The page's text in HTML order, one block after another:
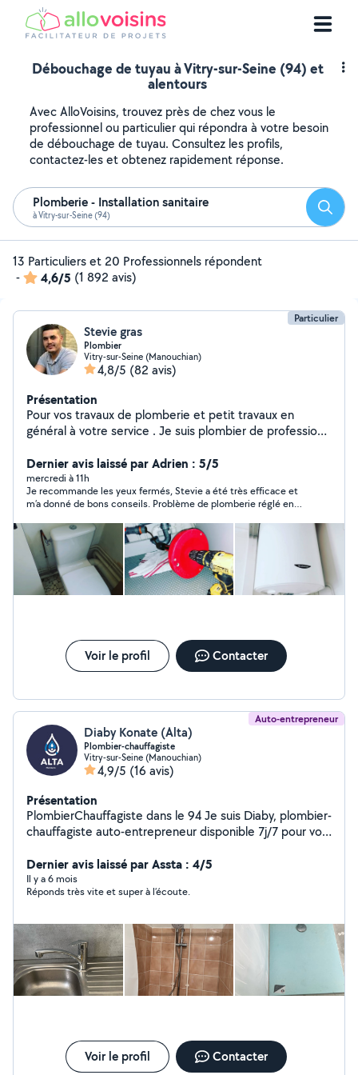
Débouchage de tuyau à Vitry-sur-Seine (94) et
alentours
Avec AlloVoisins, trouvez près de chez vous le
professionnel ou particulier qui répondra à votre besoin
de débouchage de tuyau. Consultez les profils,
contactez-les et obtenez rapidement réponse.
Plomberie - Installation sanitaire
à Vitry-sur-Seine (94)
13 Particuliers et 20 Professionnels répondent
-
4,6/5 (1 892 avis)
Particulier
Stevie gras
Plombier
Vitry-sur-Seine (Manouchian)
4,8/5 (82 avis)
Présentation
Pour vos travaux de plomberie et petit travaux en
général à votre service . Je suis plombier de profession
effectuer sur mon profil. Mon numéro est disponible sur
mon profil si je ne suis pas dans votre zone
Dernier avis laissé par Adrien : 5/5
mercredi à 11h
Je recommande les yeux fermés, Stevie a été très efficace et
m’a donné de bons conseils. Problème de plomberie réglé en
Voir le profil Contacter
Auto-entrepreneur
Diaby Konate (Alta)
Plombier-chauffagiste
Vitry-sur-Seine (Manouchian)
4,9/5 (16 avis)
Présentation
PlombierChauffagiste dans le 94 Je suis Diaby, plombier-
chauffagiste auto-entrepreneur disponible 7j/7 pour vos
douches Chauffe-eau, radiateurs, chaudières
Installations, réparations, entretiens Petits travaux et
urgences plomberie-chauffage Intervention rapide,
l'écoute, j'interviens sur la région parisienne Réponse
rapide sur AlloVoisins Satisfaction garantie mes clients
sont ma meilleure publicité !
Dernier avis laissé par Assta : 4/5
Il y a 6 mois
Réponds très vite et super à l’écoute.
Voir le profil Contacter